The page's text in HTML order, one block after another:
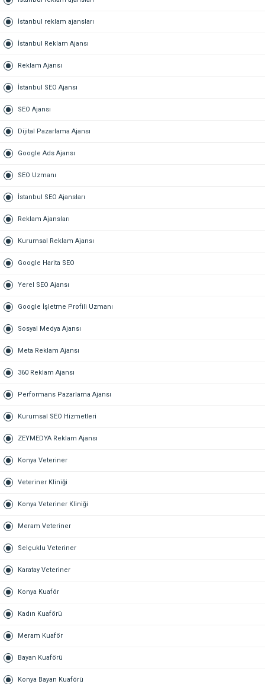
İstanbul reklam ajansları
İstanbul Reklam Ajansı
Reklam Ajansı
İstanbul SEO Ajansı
SEO Ajansı
Dijital Pazarlama Ajansı
Google Ads Ajansı
SEO Uzmanı
İstanbul SEO Ajansları
Reklam Ajansları
Kurumsal Reklam Ajansı
Google Harita SEO
Yerel SEO Ajansı
Google İşletme Profili Uzmanı
Sosyal Medya Ajansı
Meta Reklam Ajansı
360 Reklam Ajansı
Performans Pazarlama Ajansı
Kurumsal SEO Hizmetleri
ZEYMEDYA Reklam Ajansı
Konya Veteriner
Veteriner Kliniği
Konya Veteriner Kliniği
Meram Veteriner
Selçuklu Veteriner
Karatay Veteriner
Konya Kuaför
Kadın Kuaförü
Meram Kuaför
Bayan Kuaförü
Konya Bayan Kuaförü